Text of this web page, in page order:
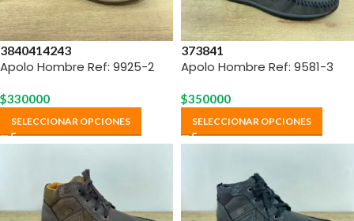
3840414243
Apolo Hombre Ref: 9925-2
$330000
SELECCIONAR OPCIONES
373841
Apolo Hombre Ref: 9581-3
$350000
SELECCIONAR OPCIONES